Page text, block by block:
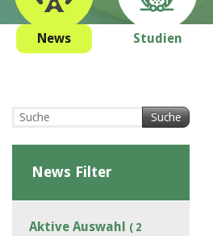
News Studien
Suche
News Filter
Aktive Auswahl ( 2